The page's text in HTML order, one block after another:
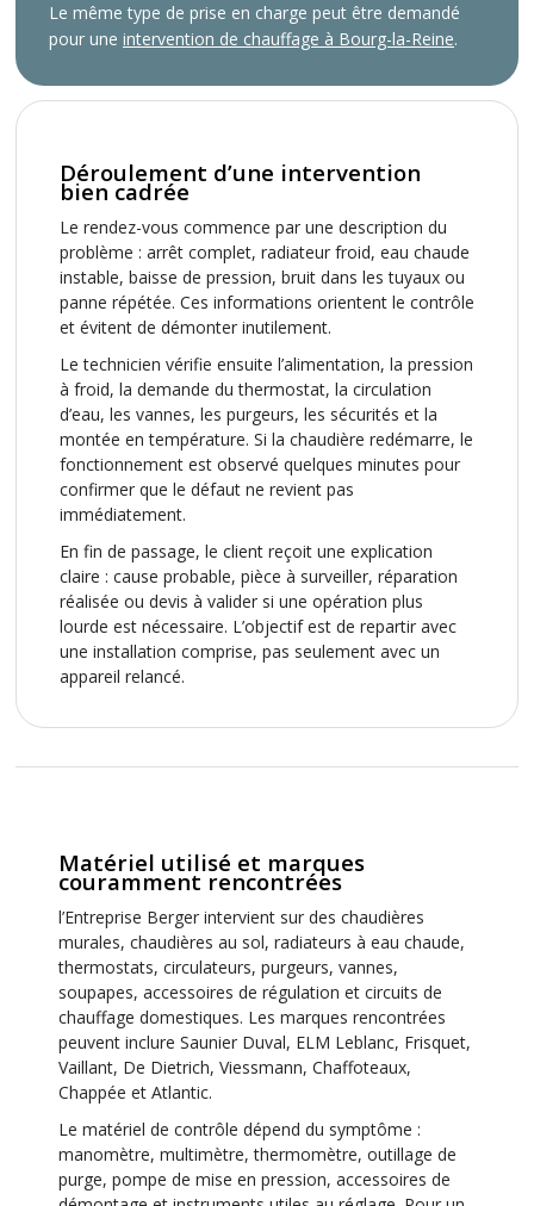
Le même type de prise en charge peut être demandé
pour une intervention de chauffage à Bourg-la-Reine.
Déroulement d’une intervention
bien cadrée
Le rendez-vous commence par une description du
problème : arrêt complet, radiateur froid, eau chaude
instable, baisse de pression, bruit dans les tuyaux ou
panne répétée. Ces informations orientent le contrôle
et évitent de démonter inutilement.
Le technicien vérifie ensuite l’alimentation, la pression
à froid, la demande du thermostat, la circulation
d’eau, les vannes, les purgeurs, les sécurités et la
montée en température. Si la chaudière redémarre, le
fonctionnement est observé quelques minutes pour
confirmer que le défaut ne revient pas
immédiatement.
En fin de passage, le client reçoit une explication
claire : cause probable, pièce à surveiller, réparation
réalisée ou devis à valider si une opération plus
lourde est nécessaire. L’objectif est de repartir avec
une installation comprise, pas seulement avec un
appareil relancé.
Matériel utilisé et marques
couramment rencontrées
l’Entreprise Berger intervient sur des chaudières
murales, chaudières au sol, radiateurs à eau chaude,
thermostats, circulateurs, purgeurs, vannes,
soupapes, accessoires de régulation et circuits de
chauffage domestiques. Les marques rencontrées
peuvent inclure Saunier Duval, ELM Leblanc, Frisquet,
Vaillant, De Dietrich, Viessmann, Chaffoteaux,
Chappée et Atlantic.
Le matériel de contrôle dépend du symptôme :
manomètre, multimètre, thermomètre, outillage de
purge, pompe de mise en pression, accessoires de